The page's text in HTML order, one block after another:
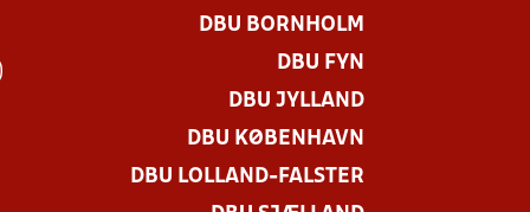
DBU BORNHOLM
DBU FYN
DBU JYLLAND
DBU KØBENHAVN
DBU LOLLAND-FALSTER